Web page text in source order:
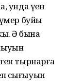
унда үҙен
буйы
Ә бына
тырнарға
сығыуын